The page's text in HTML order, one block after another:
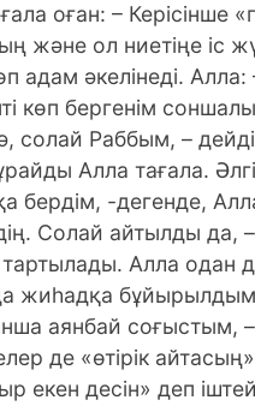
оған: –
және ол ниетіңе іс
адам әкелінеді.
көп бергенім
солай Раббым, –
Алла тағала.
бердім, -дегенде,
Солай айтылды да,
Алла одан
жиһадқа
аянбай соғыстым, –
де «өтірік
екен десін» деп